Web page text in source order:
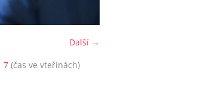
Další →
7(čas ve vteřinách)